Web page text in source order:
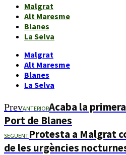
Malgrat
Alt Maresme
Blanes
La Selva
Malgrat
Alt Maresme
Blanes
La Selva
PrevANTERIORAcaba la
Port de Blanes
SEGÜENTProtesta a Malgrat
de les urgències